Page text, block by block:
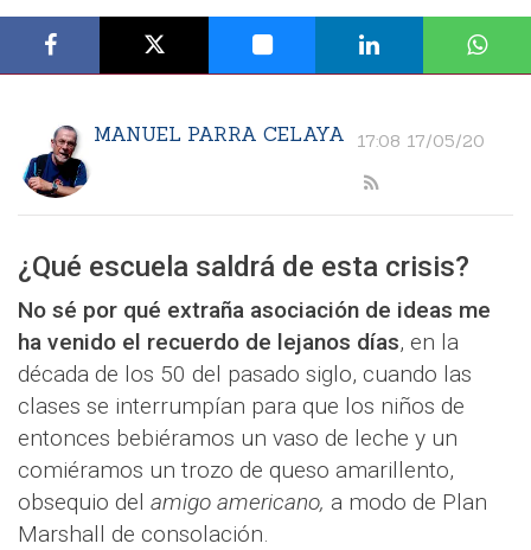
MANUEL PARRA CELAYA 17:08 17/05/20
¿Qué escuela saldrá de esta crisis?
No sé por qué extraña asociación de ideas me
ha venido el recuerdo de lejanos días, en la
década de los 50 del pasado siglo, cuando las
clases se interrumpían para que los niños de
entonces bebiéramos un vaso de leche y un
comiéramos un trozo de queso amarillento,
obsequio del amigo americano, a modo de Plan
Marshall de consolación.